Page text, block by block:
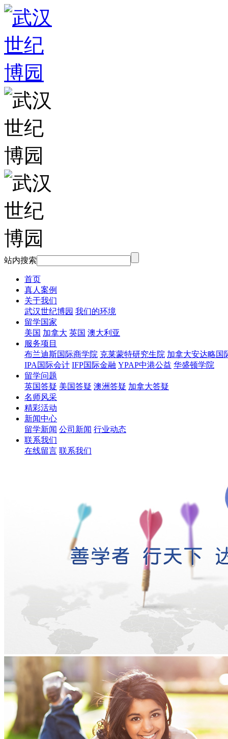
站内搜索
首页
真人案例
关于我们
武汉世纪博园 我们的环境
留学国家
美国 加拿大 英国 澳大利亚
服务项目
布兰迪斯国际商学院 克莱蒙特研究生院 加拿大安达略国
IPA国际会计 IFP国际金融 YPAP中港公益 华盛顿学院
留学问题
英国答疑 美国答疑 澳洲答疑 加拿大答疑
名师风采
精彩活动
新闻中心
留学新闻 公司新闻 行业动态
联系我们
在线留言 联系我们